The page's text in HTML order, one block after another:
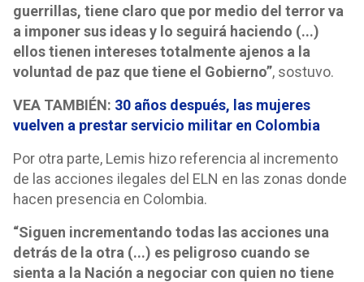
guerrillas, tiene claro que por medio del terror va
a imponer sus ideas y lo seguirá haciendo (...)
ellos tienen intereses totalmente ajenos a la
voluntad de paz que tiene el Gobierno”, sostuvo.
VEA TAMBIÉN: 30 años después, las mujeres
vuelven a prestar servicio militar en Colombia
Por otra parte, Lemis hizo referencia al incremento
de las acciones ilegales del ELN en las zonas donde
hacen presencia en Colombia.
“Siguen incrementando todas las acciones una
detrás de la otra (...) es peligroso cuando se
sienta a la Nación a negociar con quien no tiene